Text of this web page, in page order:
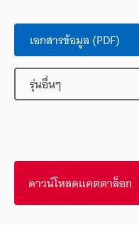
เอกสารข้อมูล (PDF)
รุ่นอื่นๆ
ดาวน์โหลดแคตตาล็อก